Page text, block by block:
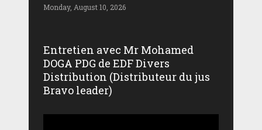
Monday, August 10, 2026
Entretien avec Mr Mohamed
DOGA PDG de EDF Divers
Distribution (Distributeur du jus
Bravo leader)